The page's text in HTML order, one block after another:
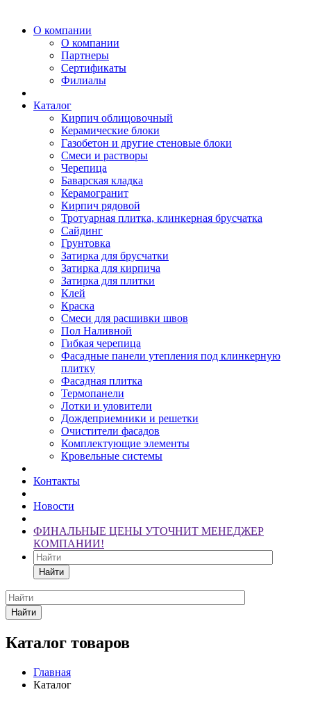
О компании
О компании
Партнеры
Сертификаты
Филиалы
Каталог
Кирпич облицовочный
Керамические блоки
Газобетон и другие стеновые блоки
Смеси и растворы
Черепица
Баварская кладка
Керамогранит
Кирпич рядовой
Тротуарная плитка, клинкерная брусчатка
Сайдинг
Грунтовка
Затирка для брусчатки
Затирка для кирпича
Затирка для плитки
Клей
Краска
Смеси для расшивки швов
Пол Наливной
Гибкая черепица
Фасадные панели утепления под клинкерную
плитку
Фасадная плитка
Термопанели
Лотки и уловители
Дождеприемники и решетки
Очистители фасадов
Комплектующие элементы
Кровельные системы
Контакты
Новости
ФИНАЛЬНЫЕ ЦЕНЫ УТОЧНИТ МЕНЕДЖЕР
КОМПАНИИ!
Найти
Найти
Каталог товаров
Главная
Каталог